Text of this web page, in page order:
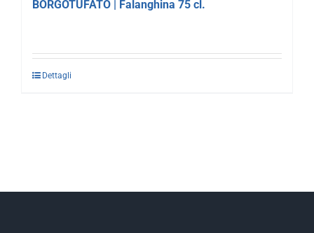
BORGOTUFATO | Falanghina 75 cl.
Dettagli